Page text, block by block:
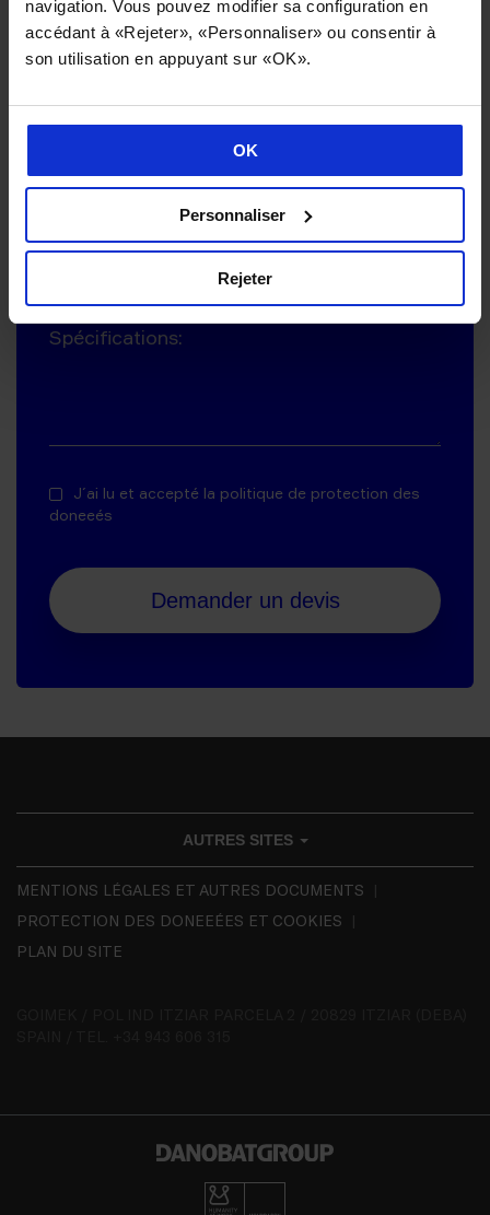
navigation. Vous pouvez modifier sa configuration en
accédant à «Rejeter», «Personnaliser» ou consentir à
son utilisation en appuyant sur «OK».
OK
Personnaliser
Rejeter
E-mail*
Pays
Documents
Spécifications:
J´ai lu et accepté la politique de protection des
doneeés
AUTRES SITES
MENTIONS LÉGALES ET AUTRES DOCUMENTS
PROTECTION DES DONEEÉES ET COOKIES
PLAN DU SITE